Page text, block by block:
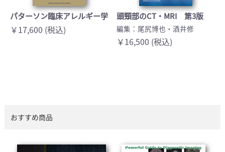
パターソン臨床アレルギー学
￥17,600 (税込)
頭頸部のCT・MRI 第3版
編集：尾尻博也・酒井修
￥16,500 (税込)
おすすめ商品